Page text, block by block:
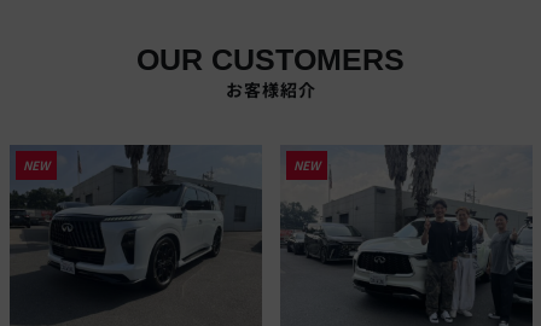
OUR CUSTOMERS
お客様紹介
NEW NEW